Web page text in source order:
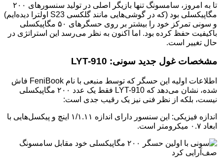
تا به امروز، سامسونگ تنها بازیگر اصلی در تولید سنسورهای ۲۰۰
مگاپیکسلی بود (که در گوشی‌هایی مانند گلکسی S23 اولترا دیده‌ایم)
و سونی تمرکز خود را بیشتر بر روی حسگرهای ۵۰ مگاپیکسلی
باکیفیت حفظ کرده بود. اما اکنون به نظر می‌رسد این استراتژی در
حال تغییر است.
مشخصات غول جدید سونی: LYT-910
اطلاعات اولیه این حسگر که توسط منبعی با نام FeniBook فاش
شده، نشان می‌دهد که LYT-910 فقط یک عدد ۲۰۰ مگاپیکسلی
نیست، بلکه از نظر فنی نیز یک رقیب جدی است:
اندازه فیزیکی: این سنسور دارای اندازه ۱/۱.۱۱ اینچ و پیکسل‌هایی با
ابعاد ۰.۷ میکرومتر است.